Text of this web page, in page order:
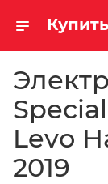
Levo
2019